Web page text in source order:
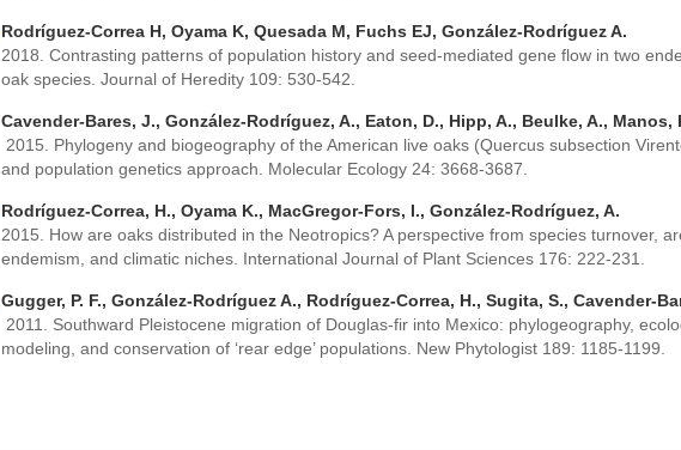
Rodríguez-Correa H, Oyama K, Quesada M, Fuchs EJ, González-Rodríguez A.
2018. Contrasting patterns of population history and seed-mediated gene flow in two
oak species. Journal of Heredity 109: 530-542.
Cavender-Bares, J., González-Rodríguez, A., Eaton, D., Hipp, A., Beulke, A., Manos,
2015. Phylogeny and biogeography of the American live oaks (Quercus subsection
and population genetics approach. Molecular Ecology 24: 3668-3687.
Rodríguez-Correa, H., Oyama K., MacGregor-Fors, I., González-Rodríguez, A.
2015. How are oaks distributed in the Neotropics? A perspective from species turnover,
endemism, and climatic niches. International Journal of Plant Sciences 176: 222-231.
Gugger, P. F., González-Rodríguez A., Rodríguez-Correa, H., Sugita, S., Cavender-
2011. Southward Pleistocene migration of Douglas-fir into Mexico: phylogeography,
modeling, and conservation of ‘rear edge’ populations. New Phytologist 189: 1185-1199.